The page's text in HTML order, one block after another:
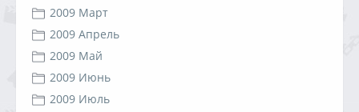
2009 Март
2009 Апрель
2009 Май
2009 Июнь
2009 Июль